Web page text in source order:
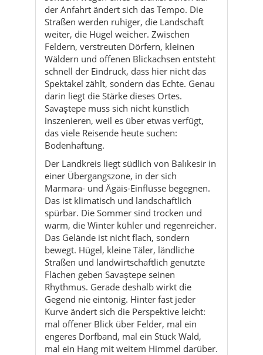
der Anfahrt ändert sich das Tempo. Die
Straßen werden ruhiger, die Landschaft
weiter, die Hügel weicher. Zwischen
Feldern, verstreuten Dörfern, kleinen
Wäldern und offenen Blickachsen entsteht
schnell der Eindruck, dass hier nicht das
Spektakel zählt, sondern das Echte. Genau
darin liegt die Stärke dieses Ortes.
Savaştepe muss sich nicht künstlich
inszenieren, weil es über etwas verfügt,
das viele Reisende heute suchen:
Bodenhaftung.
Der Landkreis liegt südlich von Balıkesir in
einer Übergangszone, in der sich
Marmara- und Ägäis-Einflüsse begegnen.
Das ist klimatisch und landschaftlich
spürbar. Die Sommer sind trocken und
warm, die Winter kühler und regenreicher.
Das Gelände ist nicht flach, sondern
bewegt. Hügel, kleine Täler, ländliche
Straßen und landwirtschaftlich genutzte
Flächen geben Savaştepe seinen
Rhythmus. Gerade deshalb wirkt die
Gegend nie eintönig. Hinter fast jeder
Kurve ändert sich die Perspektive leicht:
mal offener Blick über Felder, mal ein
engeres Dorfband, mal ein Stück Wald,
mal ein Hang mit weitem Himmel darüber.